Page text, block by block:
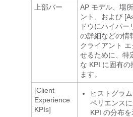
上部バー
AP モデル、場
ント、および
ドウにハイパ
の詳細などの情
クライアント
せるために、特
な KPI に固有の
ます。
[Client
Experience
KPIs]
ヒストグラ
ペリエンス
KPI の分布